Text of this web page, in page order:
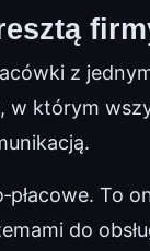
z
w którym
To
do